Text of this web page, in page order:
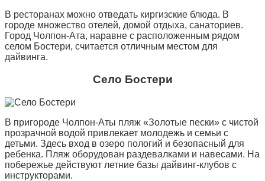
В ресторанах можно отведать киргизские блюда. В
городе множество отелей, домой отдыха, санаториев.
Город Чолпон-Ата, наравне с расположенным рядом
селом Бостери, считается отличным местом для
дайвинга.
Село Бостери
В пригороде Чолпон-Аты пляж «Золотые пески» с чистой
прозрачной водой привлекает молодежь и семьи с
детьми. Здесь вход в озеро пологий и безопасный для
ребенка. Пляж оборудован раздевалками и навесами. На
побережье действуют летние базы дайвинг-клубов с
инструкторами.